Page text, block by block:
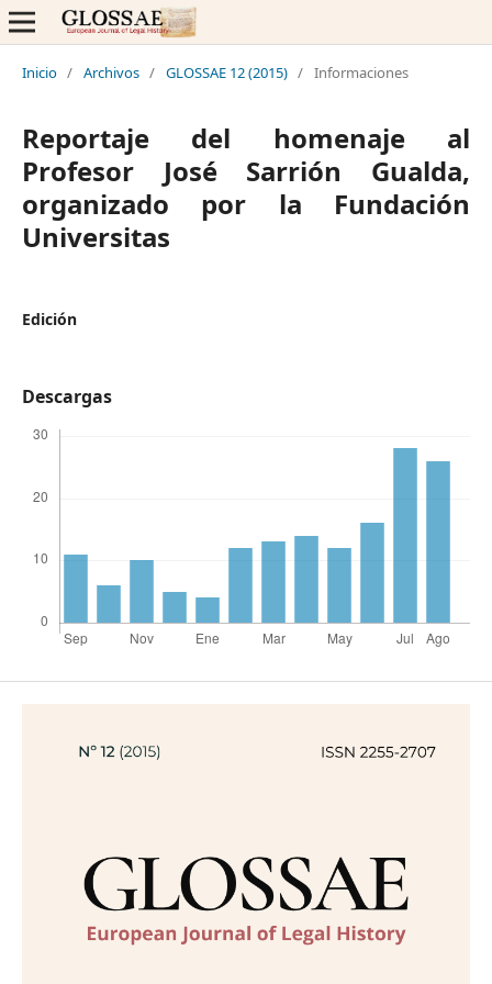
Inicio / Archivos / GLOSSAE 12 (2015) / Informaciones
Reportaje del homenaje al
Profesor José Sarrión Gualda,
organizado por la Fundación
Universitas
Edición
Descargas